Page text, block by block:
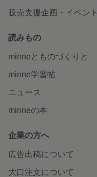
販売支援企画・イベント
読みもの
minneとものづくりと
minne学習帖
ニュース
minneの本
企業の方へ
広告出稿について
大口注文について